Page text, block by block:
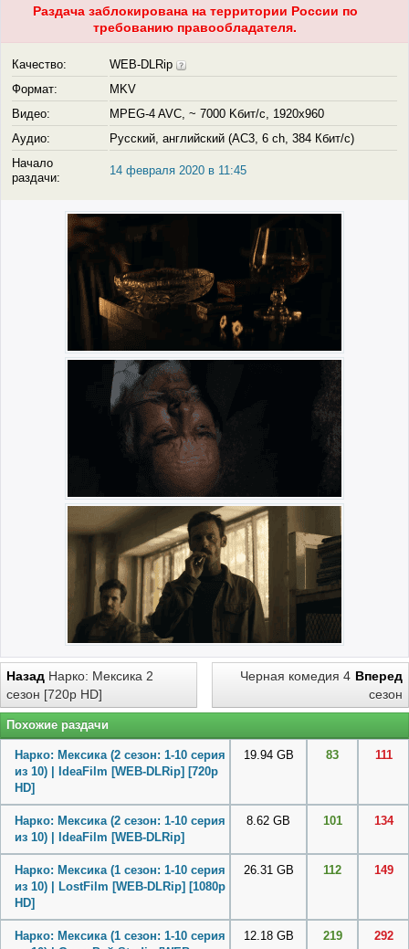
Раздача заблокирована на территории России по
требованию правообладателя.
Качество:
WEB-DLRip
Формат:
MKV
Видео:
MPEG-4 AVC, ~ 7000 Kбит/с, 1920x960
Аудио:
Русский, английский (AC3, 6 ch, 384 Кбит/с)
Начало
раздачи:
14 февраля 2020 в 11:45
Назад Нарко: Мексика 2
сезон [720p HD]
Вперед
Черная комедия 4
сезон
Похожие раздачи
Нарко: Мексика (2 сезон: 1-10 серия
из 10) | IdeaFilm [WEB-DLRip] [720p
HD]
19.94 GB 83 111
Нарко: Мексика (2 сезон: 1-10 серия
из 10) | IdeaFilm [WEB-DLRip]
8.62 GB 101 134
Нарко: Мексика (1 сезон: 1-10 серия
из 10) | LostFilm [WEB-DLRip] [1080p
HD]
26.31 GB 112 149
Нарко: Мексика (1 сезон: 1-10 серия
12.18 GB 219 292